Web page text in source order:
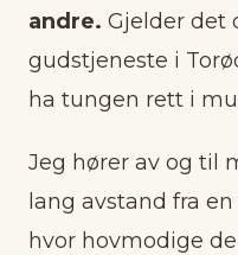
andre. Gjelder det
gudstjeneste i
ha tungen rett i
Jeg hører av og til
lang avstand fra
hvor hovmodige